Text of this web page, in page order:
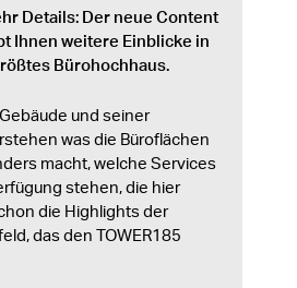
Details: Der neue Content
Ihnen weitere Einblicke in
Bürohochhaus.
und seiner
was die Büroflächen
macht, welche Services
stehen, die hier
die Highlights der
das den TOWER185